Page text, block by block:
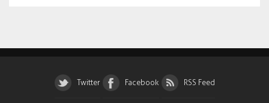
Twitter Facebook RSS Feed